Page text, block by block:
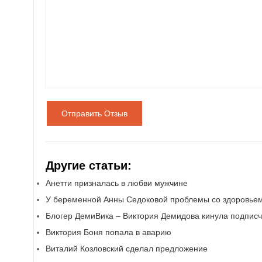
Отправить Отзыв
Другие статьи:
Анетти призналась в любви мужчине
У беременной Анны Седоковой проблемы со
Блогер ДемиВика – Виктория Демидова кинула
Виктория Боня попала в аварию
Виталий Козловский сделал предложение